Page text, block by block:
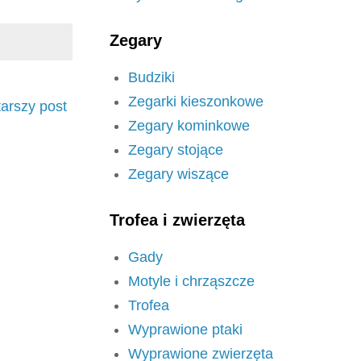
post
Zegary
Budziki
Zegarki kieszonkowe
Zegary kominkowe
Zegary stojące
Zegary wiszące
Trofea i zwierzęta
Gady
Motyle i chrząszcze
Trofea
Wyprawione ptaki
Wyprawione zwierzęta